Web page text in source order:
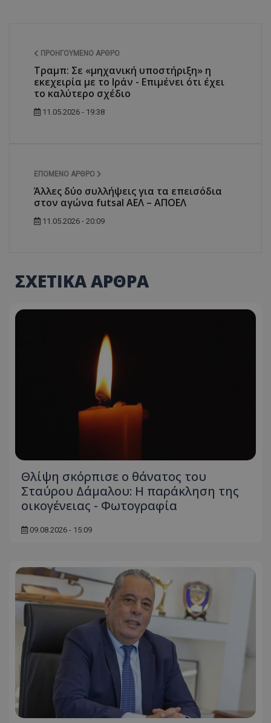
ΠΡΟΗΓΟΎΜΕΝΟ ΆΡΘΡΟ
Τραμπ: Σε «μηχανική υποστήριξη» η
εκεχειρία με το Ιράν - Επιμένει ότι έχει
το καλύτερο σχέδιο
11.05.2026 - 19:38
ΕΠΌΜΕΝΟ ΆΡΘΡΟ
Άλλες δύο συλλήψεις για τα επεισόδια
στον αγώνα futsal ΑΕΛ – ΑΠΟΕΛ
11.05.2026 - 20:09
ΣΧΕΤΙΚΑ ΑΡΘΡΑ
Θλίψη σκόρπισε ο θάνατος του
Σταύρου Δάμαλου: Η παράκληση της
οικογένειας - Φωτογραφία
09.08.2026 - 15:09